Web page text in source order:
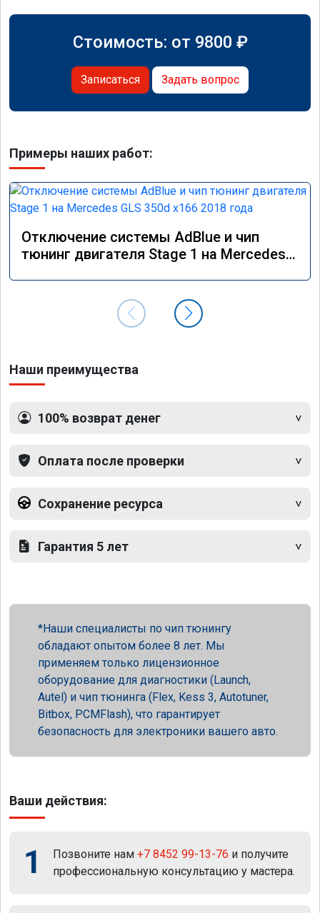
Стоимость: от 9800 ₽
Записаться Задать вопрос
Примеры наших работ:
Отключение системы AdBlue и чип
тюнинг двигателя Stage 1 на Mercedes
Наши преимущества
100% возврат денег
Оплата после проверки
Сохранение ресурса
Гарантия 5 лет
Наши специалисты по чип тюнингу
обладают опытом более 8 лет. Мы
применяем только лицензионное
оборудование для диагностики (Launch,
Autel) и чип тюнинга (Flex, Kess 3, Autotuner,
Bitbox, PCMFlash), что гарантирует
безопасность для электроники вашего авто.
Ваши действия:
1 Позвоните нам +7 8452 99-13-76 и получите
профессиональную консультацию у мастера.